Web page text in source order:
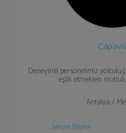
Capavia
Deneyimli personelimiz
eşlik etmekten
Antalya /
İletişim Bilgileri